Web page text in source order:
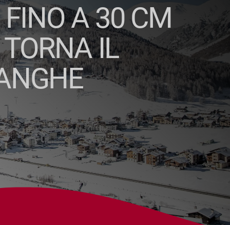
A 30 CM
IL